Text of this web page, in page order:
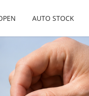
AUTO STOCK